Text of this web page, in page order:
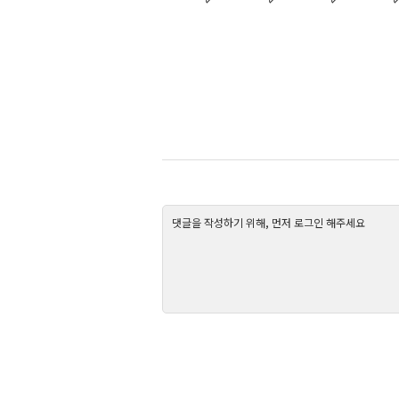
댓글을 작성하기 위해, 먼저 로그인 해주세요